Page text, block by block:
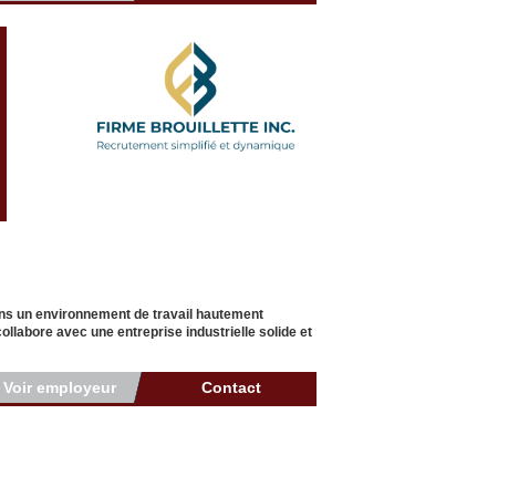
un environnement de travail hautement
avec une entreprise industrielle solide et
Voir employeur Contact